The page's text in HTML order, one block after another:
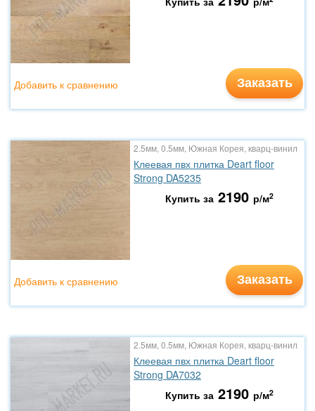
Заказать
Добавить к сравнению
2.5мм, 0.5мм, Южная Корея, кварц-винил
Клеевая пвх плитка Deart floor
Strong DA5235
Купить за 2190 р/м2
Заказать
Добавить к сравнению
2.5мм, 0.5мм, Южная Корея, кварц-винил
Клеевая пвх плитка Deart floor
Strong DA7032
Купить за 2190 р/м2